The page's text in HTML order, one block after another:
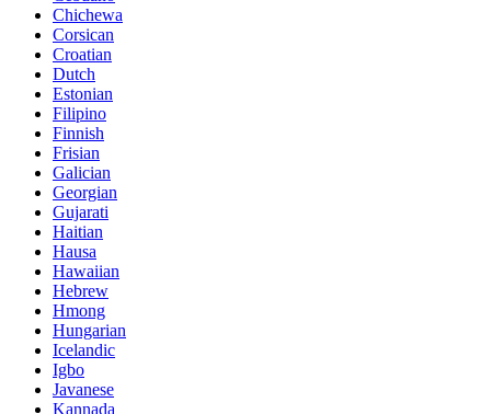
Chichewa
Corsican
Croatian
Dutch
Estonian
Filipino
Finnish
Frisian
Galician
Georgian
Gujarati
Haitian
Hausa
Hawaiian
Hebrew
Hmong
Hungarian
Icelandic
Igbo
Javanese
Kannada